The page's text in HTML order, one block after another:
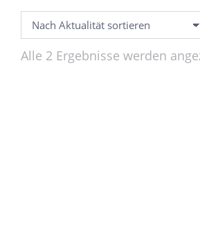
Alle 2 Ergebnisse werden